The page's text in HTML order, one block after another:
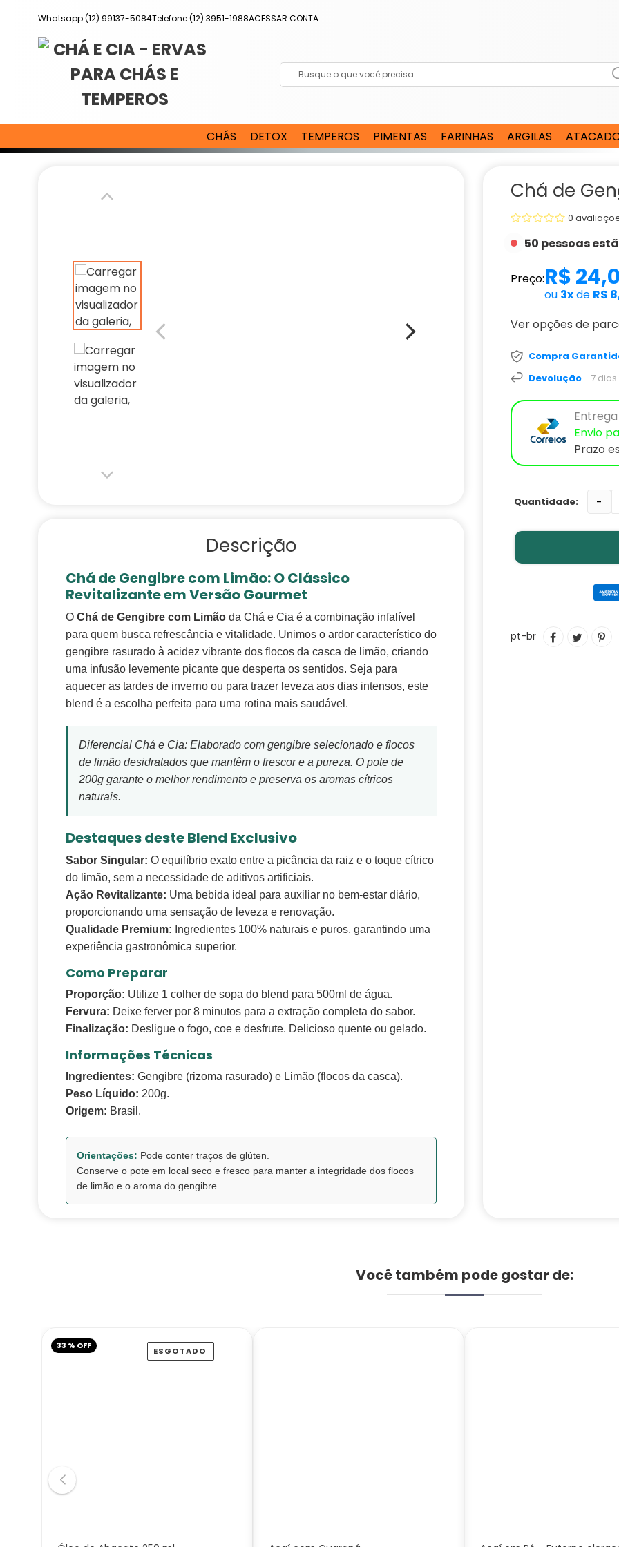
Whatsapp (12) 99137-5084Telefone (12) 3951-1988ACESSAR CONTA
CHÁS DETOX TEMPEROS PIMENTAS FARINHAS ARGILAS
Chá de
0
50 pessoas
Preço:R$
ou 3xde R$
Ver opções de
Compra
Devolução - 7
Envio
Prazo
-
o
pt-br TUITAR
Descrição
Chá de Gengibre com Limão: O Clássico
Revitalizante em Versão Gourmet
O Chá de Gengibre com Limão da Chá e Cia é a combinação infalível
para quem busca refrescância e vitalidade. Unimos o ardor característico do
gengibre rasurado à acidez vibrante dos flocos da casca de limão, criando
uma infusão levemente picante que desperta os sentidos. Seja para
aquecer as tardes de inverno ou para trazer leveza aos dias intensos, este
blend é a escolha perfeita para uma rotina mais saudável.
Diferencial Chá e Cia: Elaborado com gengibre selecionado e flocos
de limão desidratados que mantêm o frescor e a pureza. O pote de
200g garante o melhor rendimento e preserva os aromas cítricos
naturais.
Destaques deste Blend Exclusivo
Sabor Singular: O equilíbrio exato entre a picância da raiz e o toque cítrico
do limão, sem a necessidade de aditivos artificiais.
Ação Revitalizante: Uma bebida ideal para auxiliar no bem-estar diário,
proporcionando uma sensação de leveza e renovação.
Qualidade Premium: Ingredientes 100% naturais e puros, garantindo uma
experiência gastronômica superior.
Como Preparar
Proporção: Utilize 1 colher de sopa do blend para 500ml de água.
Fervura: Deixe ferver por 8 minutos para a extração completa do sabor.
Finalização: Desligue o fogo, coe e desfrute. Delicioso quente ou gelado.
Informações Técnicas
Ingredientes: Gengibre (rizoma rasurado) e Limão (flocos da casca).
Peso Líquido: 200g.
Origem: Brasil.
Orientações: Pode conter traços de glúten.
Conserve o pote em local seco e fresco para manter a integridade dos flocos
de limão e o aroma do gengibre.
Você também pode gostar de:
ESGOTADO
33 % OFF